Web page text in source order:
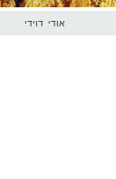
אודי דוידי